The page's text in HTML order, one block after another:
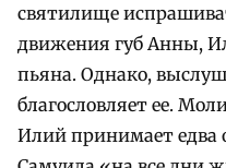
святилище
движения губ Анны,
пьяна. Однако,
благословляет ее.
Илий принимает едва